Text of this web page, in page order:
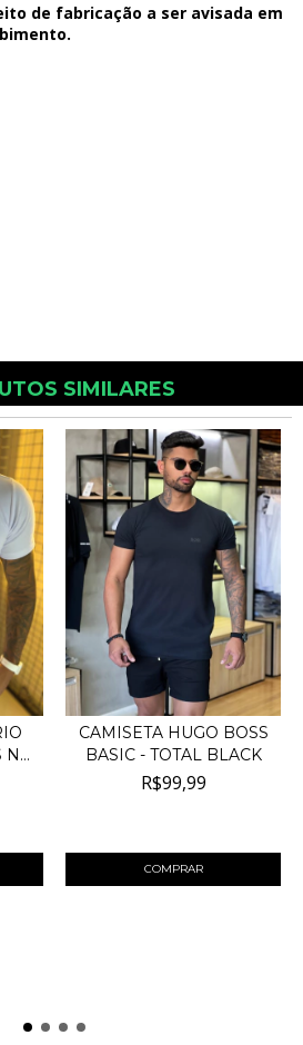
de fabricação a ser avisada em
SIMILARES
NA
CAMISETA HUGO BOSS
BASIC - TOTAL BLACK
R$99,99
COMPRAR